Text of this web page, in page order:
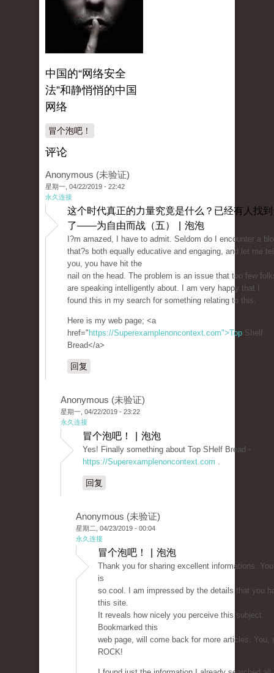
中国的“网络安全
法”和静悄悄的中国
网络
冒个泡吧！
评论
Anonymous (未验证)
星期一, 04/22/2019 - 22:42
永久连接
这个时代真正的力量究竟是什么？已经有人找到
了——为自由而战（五） | 泡泡
I?m amazed, I have to admit. Seldom do I encounter a
that?s both equally educative and engaging, and let me
you, you have hit the
nail on the head. The problem is an issue that too few
are speaking intelligently about. I am very happy that I
found this in my search for something relating to this.
Here is my web page; <a
href=" https://Superexamplenoncontext.com">Top Shelf
Bread</a>
回复
Anonymous (未验证)
星期一, 04/22/2019 - 23:22
永久连接
冒个泡吧！ | 泡泡
Yes! Finally something about Top SHelf Bread -
https://Superexamplenoncontext.com .
回复
Anonymous (未验证)
星期二, 04/23/2019 - 00:04
永久连接
冒个泡吧！ | 泡泡
Thank you for sharing excellent informations.
is
so cool. I am impressed by the details that you
this site.
It reveals how nicely you perceive this subject.
Bookmarked this
web page, will come back for more articles. You,
ROCK!